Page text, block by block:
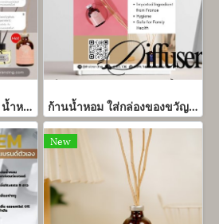
ก้านน้ำหอม น้ำหอมบ้าน น้ำหอมห้อง Home Diffuser ก้านน้ำหอมกระจายกลิ่น แบรนด์ตัวเอง ราคาโรงงาน ก้านน้ำหอม ใส่กล่องของขวัญ giftset ก้านน้ำหอมก้านน้ำหอม ใส่กล่องของขวัญ giftset ก้านน้ำหอม
New